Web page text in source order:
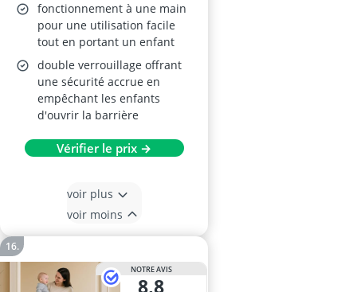
fonctionnement à une main
pour une utilisation facile
tout en portant un enfant
double verrouillage offrant
une sécurité accrue en
empêchant les enfants
d'ouvrir la barrière
Vérifier le prix →
voir plus
voir moins
NOTRE AVIS
8,8